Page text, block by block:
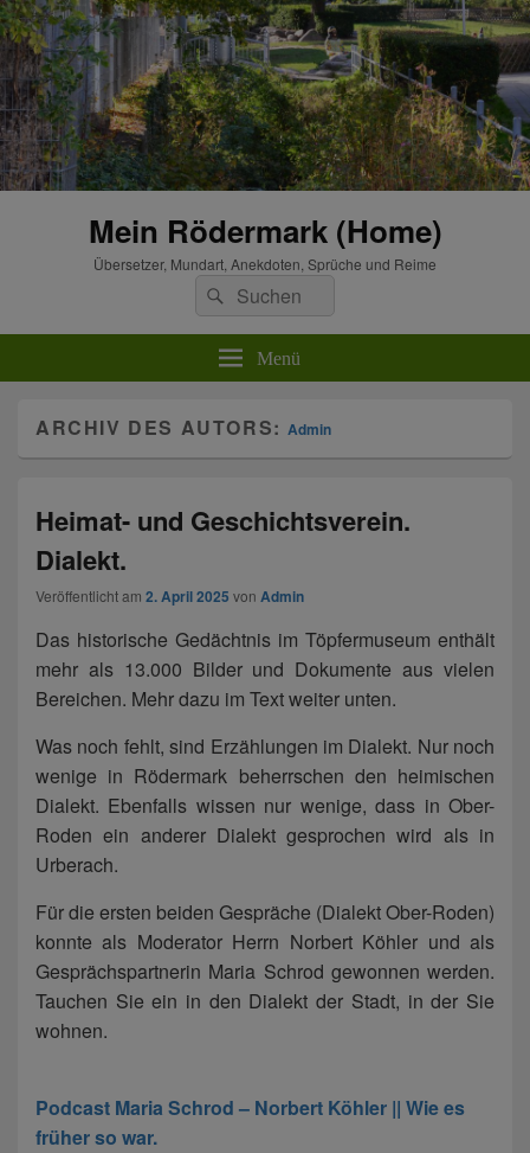
Mein Rödermark (Home)
Übersetzer, Mundart, Anekdoten, Sprüche und Reime
Suchen
nach:
Suchen
Menü
ARCHIV DES AUTORS:Admin
Heimat- und Geschichtsverein.
Dialekt.
Veröffentlicht am 2. April 2025 von Admin
Das historische Gedächtnis im Töpfermuseum enthält
mehr als 13.000 Bilder und Dokumente aus vielen
Bereichen. Mehr dazu im Text weiter unten.
Was noch fehlt, sind Erzählungen im Dialekt. Nur noch
wenige in Rödermark beherrschen den heimischen
Dialekt. Ebenfalls wissen nur wenige, dass in Ober-
Roden ein anderer Dialekt gesprochen wird als in
Urberach.
Für die ersten beiden Gespräche (Dialekt Ober-Roden)
konnte als Moderator Herrn Norbert Köhler und als
Gesprächspartnerin Maria Schrod gewonnen werden.
Tauchen Sie ein in den Dialekt der Stadt, in der Sie
wohnen.
Podcast Maria Schrod – Norbert Köhler || Wie es
früher so war.